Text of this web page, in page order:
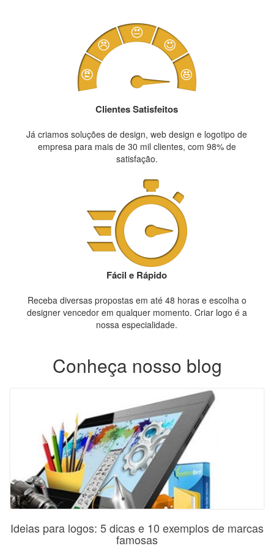
Clientes Satisfeitos
Já criamos soluções de design, web design e logotipo de
empresa para mais de 30 mil clientes, com 98% de
satisfação.
Fácil e Rápido
Receba diversas propostas em até 48 horas e escolha o
designer vencedor em qualquer momento. Criar logo é a
nossa especialidade.
Conheça nosso blog
Ideias para logos: 5 dicas e 10 exemplos de marcas
famosas